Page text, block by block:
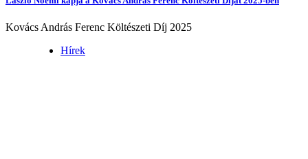
Kovács András Ferenc Költészeti Díj 2025
Hírek